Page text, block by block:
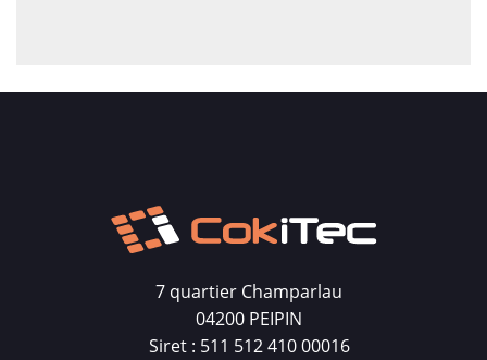
7 quartier Champarlau
04200 PEIPIN
Siret : 511 512 410 00016